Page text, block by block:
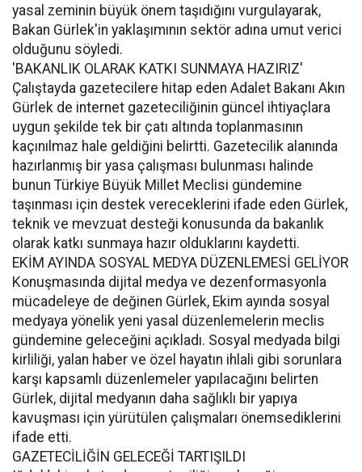
yasal zeminin büyük önem taşıdığını vurgulayarak,
Bakan Gürlek'in yaklaşımının sektör adına umut verici
olduğunu söyledi.
'BAKANLIK OLARAK KATKI SUNMAYA HAZIRIZ'
Çalıştayda gazetecilere hitap eden Adalet Bakanı Akın
Gürlek de internet gazeteciliğinin güncel ihtiyaçlara
uygun şekilde tek bir çatı altında toplanmasının
kaçınılmaz hale geldiğini belirtti. Gazetecilik alanında
hazırlanmış bir yasa çalışması bulunması halinde
bunun Türkiye Büyük Millet Meclisi gündemine
taşınması için destek vereceklerini ifade eden Gürlek,
teknik ve mevzuat desteği konusunda da bakanlık
olarak katkı sunmaya hazır olduklarını kaydetti.
EKİM AYINDA SOSYAL MEDYA DÜZENLEMESİ GELİYOR
Konuşmasında dijital medya ve dezenformasyonla
mücadeleye de değinen Gürlek, Ekim ayında sosyal
medyaya yönelik yeni yasal düzenlemelerin meclis
gündemine geleceğini açıkladı. Sosyal medyada bilgi
kirliliği, yalan haber ve özel hayatın ihlali gibi sorunlara
karşı kapsamlı düzenlemeler yapılacağını belirten
Gürlek, dijital medyanın daha sağlıklı bir yapıya
kavuşması için yürütülen çalışmaları önemsediklerini
ifade etti.
GAZETECİLİĞİN GELECEĞİ TARTIŞILDI